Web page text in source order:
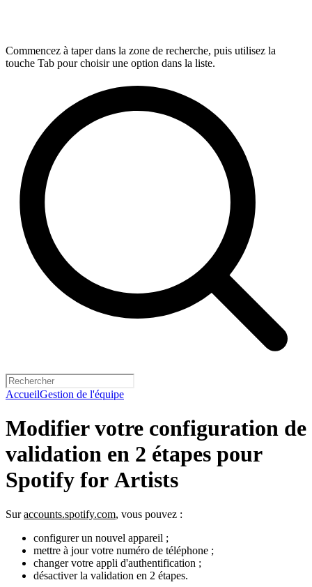
Commencez à taper dans la zone de recherche, puis utilisez la
touche Tab pour choisir une option dans la liste.
AccueilGestion de l'équipe
Modifier votre configuration de
validation en 2 étapes pour
Spotify for Artists
Suraccounts.spotify.com, vous pouvez :
configurer un nouvel appareil ;
mettre à jour votre numéro de téléphone ;
changer votre appli d'authentification ;
désactiver la validation en 2 étapes.